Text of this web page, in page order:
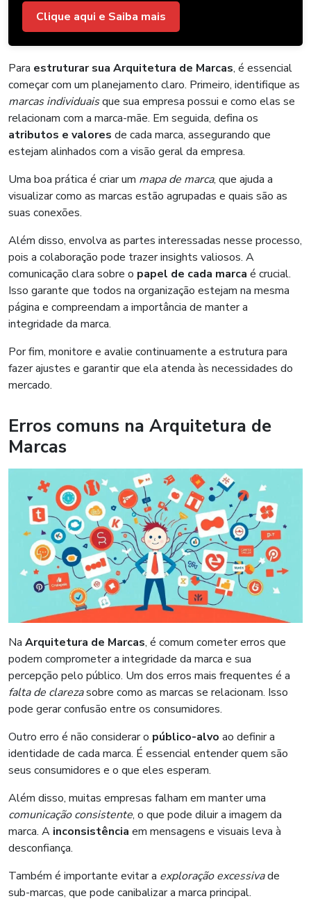
Clique aqui e Saiba mais
Para estruturar sua Arquitetura de Marcas, é essencial
começar com um planejamento claro. Primeiro, identifique as
marcas individuaisque sua empresa possui e como elas se
relacionam com a marca-mãe. Em seguida, defina os
atributos e valores de cada marca, assegurando que
estejam alinhados com a visão geral da empresa.
Uma boa prática é criar um mapa de marca, que ajuda a
visualizar como as marcas estão agrupadas e quais são as
suas conexões.
Além disso, envolva as partes interessadas nesse processo,
pois a colaboração pode trazer insights valiosos. A
comunicação clara sobre o papel de cada marca é crucial.
Isso garante que todos na organização estejam na mesma
página e compreendam a importância de manter a
integridade da marca.
Por fim, monitore e avalie continuamente a estrutura para
fazer ajustes e garantir que ela atenda às necessidades do
mercado.
Erros comuns na Arquitetura de
Marcas
Na Arquitetura de Marcas, é comum cometer erros que
podem comprometer a integridade da marca e sua
percepção pelo público. Um dos erros mais frequentes é a
falta de clarezasobre como as marcas se relacionam. Isso
pode gerar confusão entre os consumidores.
Outro erro é não considerar o público-alvo ao definir a
identidade de cada marca. É essencial entender quem são
seus consumidores e o que eles esperam.
Além disso, muitas empresas falham em manter uma
comunicação consistente, o que pode diluir a imagem da
marca. A inconsistência em mensagens e visuais leva à
desconfiança.
Também é importante evitar a exploração excessivade
sub-marcas, que pode canibalizar a marca principal.